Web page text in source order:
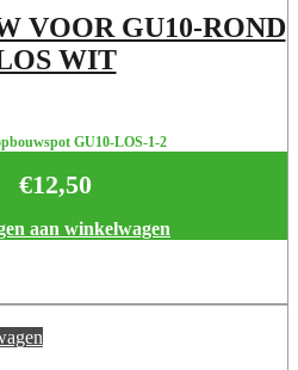
VOOR GU10-ROND
WIT
GU10-LOS-1-2
€12,50
aan winkelwagen